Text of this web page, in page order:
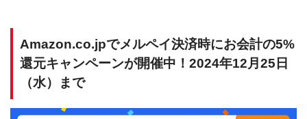
Amazon.co.jpでメルペイ決済時にお会計の5%
還元キャンペーンが開催中！2024年12月25日
（水）まで